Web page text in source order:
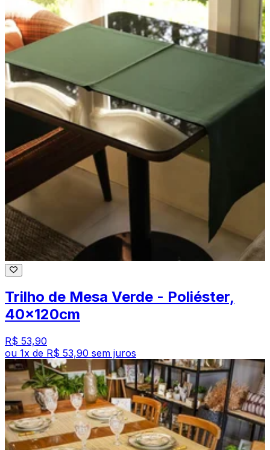
Trilho de Mesa Verde - Poliéster,
40x120cm
R$ 53,90
ou 1x de R$ 53,90 sem juros